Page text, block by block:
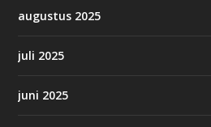
augustus 2025
juli 2025
juni 2025